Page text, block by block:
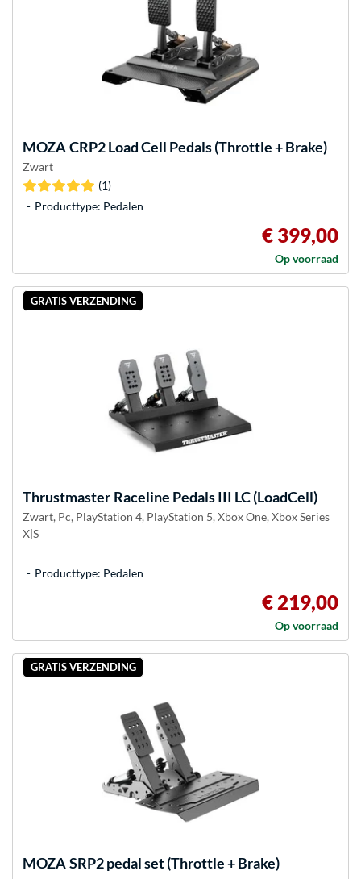
MOZACRP2 Load Cell Pedals (Throttle + Brake)
Zwart
(1)
Producttype: Pedalen
€ 399,00
Op voorraad
GRATIS VERZENDING
Thrustmaster Raceline Pedals III LC (LoadCell)
Zwart, Pc, PlayStation 4, PlayStation 5, Xbox One, Xbox Series
X|S
Producttype: Pedalen
€ 219,00
Op voorraad
GRATIS VERZENDING
MOZASRP2 pedal set (Throttle + Brake)